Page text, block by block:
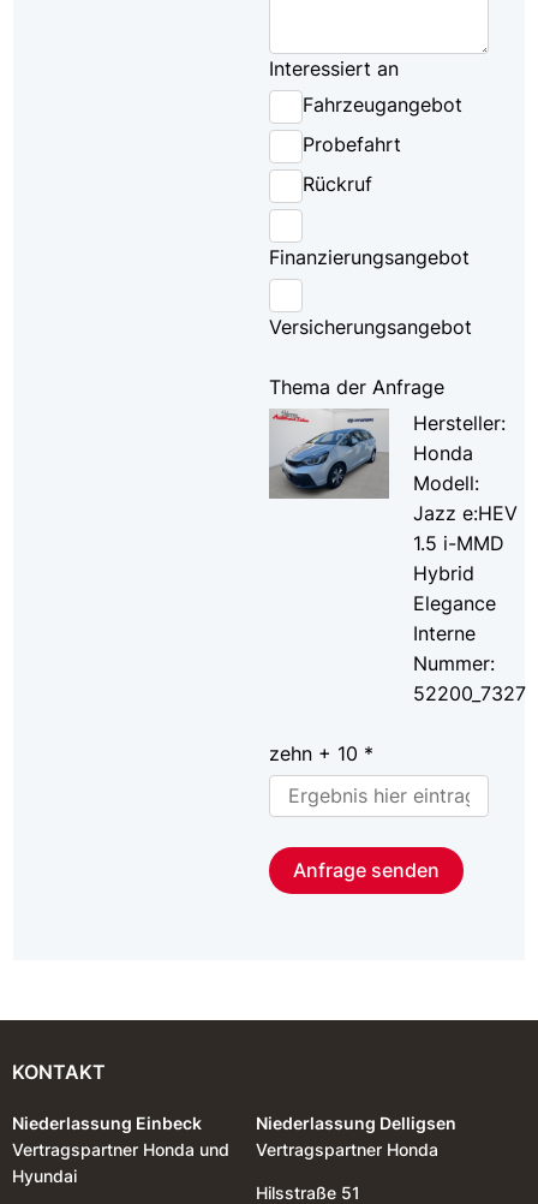
Interessiert an
Fahrzeugangebot
Probefahrt
Rückruf
Finanzierungsangebot
Versicherungsangebot
Thema der Anfrage
Hersteller:
Honda
Modell:
Jazz e:HEV
1.5 i-MMD
Hybrid
Elegance
Interne
Nummer:
52200_7327
zehn + 10 *
Anfrage senden
KONTAKT
Niederlassung Einbeck
Vertragspartner Honda und
Hyundai
Niederlassung Delligsen
Vertragspartner Honda
Hilsstraße 51